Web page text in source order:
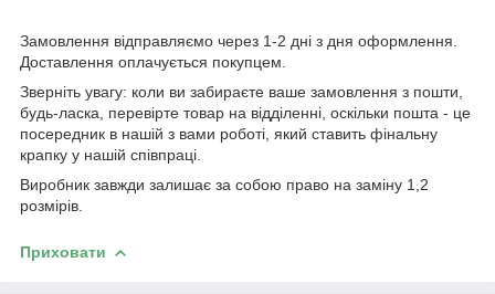
Замовлення відправляємо через 1-2 дні з дня оформлення.
Доставлення оплачується покупцем.
Зверніть увагу: коли ви забираєте ваше замовлення з пошти,
будь-ласка, перевірте товар на відділенні, оскільки пошта - це
посередник в нашій з вами роботі, який ставить фінальну
крапку у нашій співпраці.
Виробник завжди залишає за собою право на заміну 1,2
розмірів.
Приховати